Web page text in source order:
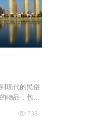
现代的民俗
物品，包括
738